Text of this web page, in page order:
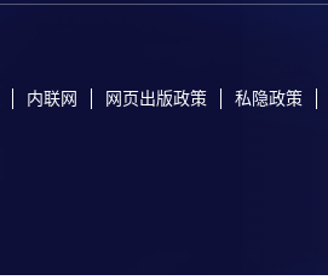
内联网 网页出版政策 私隐政策